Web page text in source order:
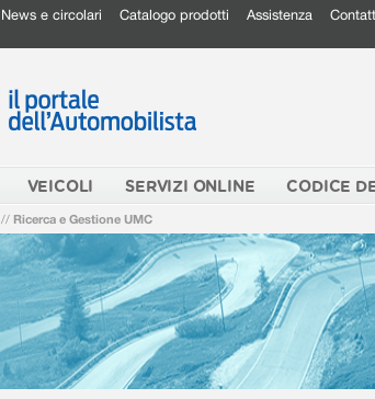
News e circolari Catalogo prodotti Assistenza
VEICOLI SERVIZI ONLINE CODICE
// Ricerca e Gestione UMC